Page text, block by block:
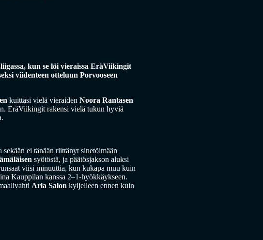
kun se löi vieraissa EräViikingit
viidenteen otteluun Porvooseen
kuittasi vielä vieraiden Noora Rantasen
EräViikingit rakensi vielä tukun hyviä
ei tänään riittänyt sinetöimään
syötöstä, ja päätösjakson aluksi
viisi minuuttia, kun kukapa muu kuin
Kauppilan kanssa 2–1-hyökkäykseen.
Arla Salon kyljelleen ennen kuin